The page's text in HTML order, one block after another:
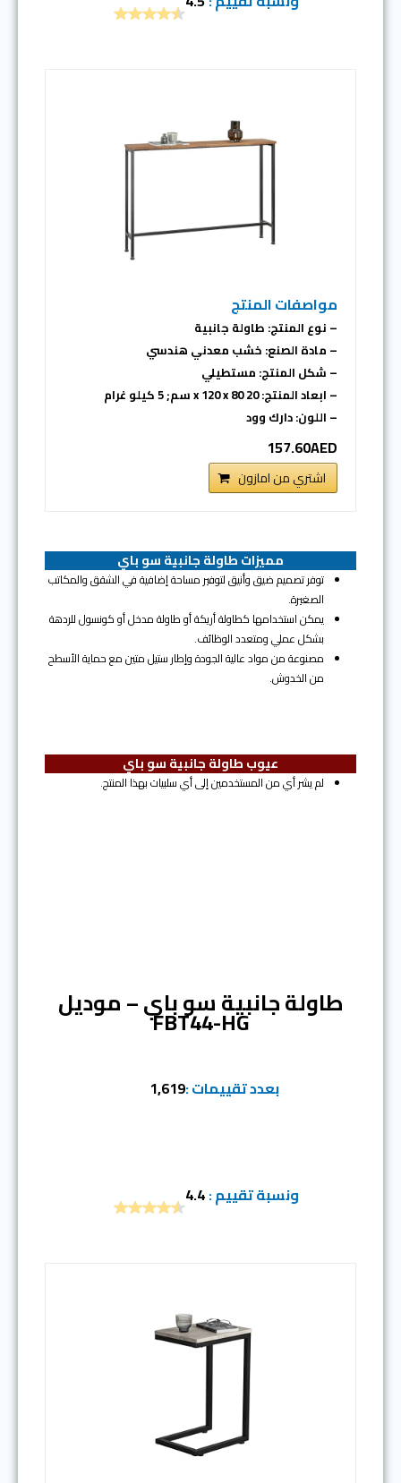
مواصفات المنتج
– نوع المنتج: طاولة جانبية
– مادة الصنع: خشب معدني هندسي
– شكل المنتج: مستطيلي
– ابعاد المنتج: 20 x 120 x 80 سم; 5 كيلو غرام
– اللون: دارك وود
157.60AED
اشتري من امازون
مميزات طاولة جانبية سو باي
توفر تصميم ضيق وأنيق لتوفير مساحة إضافية في الشقق والمكاتب
الصغيرة.
يمكن استخدامها كطاولة أريكة أو طاولة مدخل أو كونسول للردهة
بشكل عملي ومتعدد الوظائف.
مصنوعة من مواد عالية الجودة وإطار ستيل متين مع حماية الأسطح
من الخدوش.
عيوب طاولة جانبية سو باي
لم يشر أي من المستخدمين إلى أي سلبيات بهذا المنتج.
طاولة جانبية سو باي – موديل
FBT44-HG
بعدد تقييمات :1,619
ونسبة تقييم :4.4